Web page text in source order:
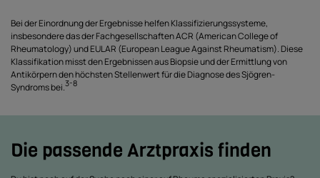
Bei der Einordnung der Ergebnisse helfen Klassifizierungssysteme,
insbesondere das der Fachgesellschaften ACR (American College of
Rheumatology) und EULAR (European League Against Rheumatism). Diese
Klassifikation misst den Ergebnissen aus Biopsie und der Ermittlung von
Antikörpern den höchsten Stellenwert für die Diagnose des Sjögren-
Syndroms bei.3-8
Die passende Arztpraxis finden